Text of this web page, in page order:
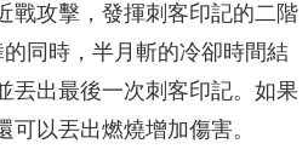
戰攻擊，發揮刺客印記的二階
同時，半月斬的冷卻時間結
丟出最後一次刺客印記。如果
以丟出燃燒增加傷害。